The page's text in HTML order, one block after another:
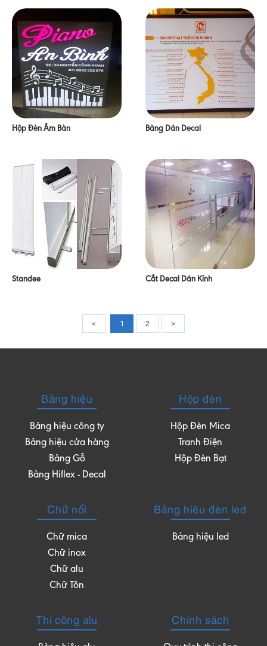
Hộp Đèn Âm Bản Bảng Dán Decal
Standee Cắt Decal Dán Kính
< 1 2 >
Bảng hiệu
Bảng hiệu công ty
Bảng hiệu cửa hàng
Bảng Gỗ
Bảng Hiflex - Decal
Hộp đèn
Hộp Đèn Mica
Tranh Điện
Hộp Đèn Bạt
Chữ nổi
Chữ mica
Chữ inox
Chữ alu
Chữ Tôn
Bảng hiệu đèn led
Bảng hiệu led
Thi công alu Chính sách